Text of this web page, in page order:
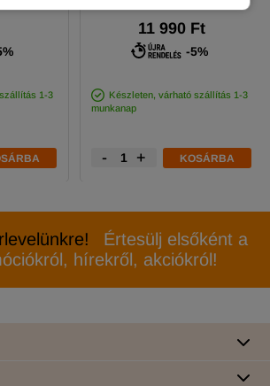
1-3
11 990 Ft
-5%
Készleten, várható szállítás 1-3
munkanap
- + KOSÁRBA
Értesülj elsőként a
hírekről, akciókról!